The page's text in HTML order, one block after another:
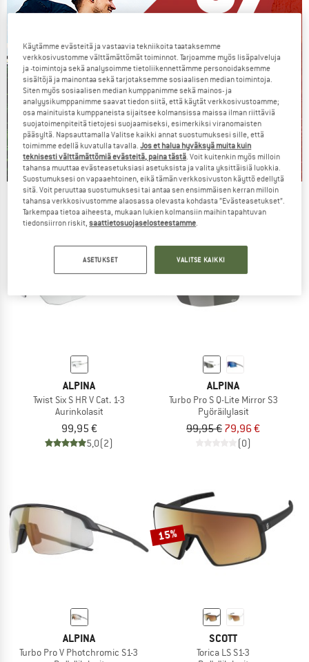
Our summer sale enters its next
phase
ALPINA
Twist Six S HR V Cat. 1-3
Aurinkolasit
99,95 €
5,0(2)
ALPINA
Turbo Pro S Q-Lite Mirror S3
Pyöräilylasit
99,95 € 79,96 €
(0)
ALPINA
Turbo Pro V Photchromic S1-3
15%
SCOTT
Torica LS S1-3
Käytämme evästeitä ja vastaavia tekniikoita taataksemme
verkkosivustomme välttämättömät toiminnot. Tarjoamme myös lisäpalveluja
ja -toimintoja sekä analysoimme tietoliikennettämme personoidaksemme
sisältöjä ja mainontaa sekä tarjotaksemme sosiaalisen median toimintoja.
Siten myös sosiaalisen median kumppanimme sekä mainos- ja
analyysikumppanimme saavat tiedon siitä, että käytät verkkosivustoamme;
osa mainituista kumppaneista sijaitsee kolmansissa maissa ilman riittäviä
suojatoimenpiteitä tietojesi suojaamiseksi, esimerkiksi viranomaisten
pääsyltä. Napsauttamalla Valitse kaikki annat suostumuksesi sille, että
toimimme edellä kuvatulla tavalla.Jos et halua hyväksyä muita kuin
teknisesti välttämättömiä evästeitä, paina tästä. Voit kuitenkin myös milloin
tahansa muuttaa evästeasetuksiasi asetuksista ja valita yksittäisiä luokkia.
Suostumuksesi on vapaaehtoinen, eikä tämän verkkosivuston käyttö edellytä
sitä. Voit peruuttaa suostumuksesi tai antaa sen ensimmäisen kerran milloin
tahansa verkkosivustomme alaosassa olevasta kohdasta ”Evästeasetukset”.
Tarkempaa tietoa aiheesta, mukaan lukien kolmansiin maihin tapahtuvan
tiedonsiirron riskit,saattietosuojaselosteestamme.
ASETUKSET VALITSE KAIKKI